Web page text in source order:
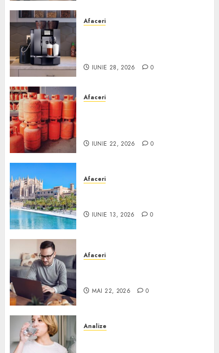
Afaceri
IUNIE 28, 2026 0
Afaceri
IUNIE 22, 2026 0
Afaceri
IUNIE 13, 2026 0
Afaceri
MAI 22, 2026 0
Analize